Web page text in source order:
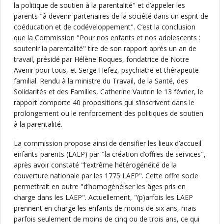
la politique de soutien à la parentalité" et d’appeler les
parents "à devenir partenaires de la société dans un esprit de
coéducation et de codéveloppement". C’est la conclusion
que la Commission "Pour nos enfants et nos adolescents :
soutenir la parentalité" tire de son rapport après un an de
travail, présidé par Hélène Roques, fondatrice de Notre
Avenir pour tous, et Serge Hefez, psychiatre et thérapeute
familial. Rendu à la ministre du Travail, de la Santé, des
Solidarités et des Familles, Catherine Vautrin le 13 février, le
rapport comporte 40 propositions qui s’inscrivent dans le
prolongement ou le renforcement des politiques de soutien
à la parentalité.
La commission propose ainsi de densifier les lieux d’accueil
enfants-parents (LAEP) par "la création d’offres de services",
après avoir constaté "l’extrême hétérogénéité de la
couverture nationale par les 1775 LAEP". Cette offre socle
permettrait en outre "d’homogénéiser les âges pris en
charge dans les LAEP". Actuellement, "(p)arfois les LAEP
prennent en charge les enfants de moins de six ans, mais
parfois seulement de moins de cinq ou de trois ans, ce qui